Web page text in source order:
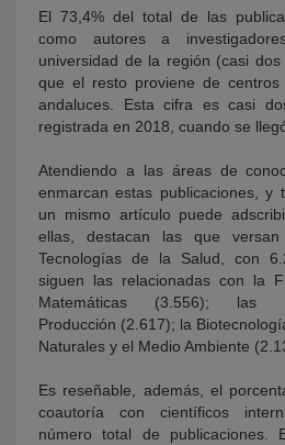
El 73,4% del total de las
como autores a
universidad de la región (casi
que el resto proviene de
andaluces. Esta cifra es casi
registrada en 2018, cuando se
Atendiendo a las áreas de
enmarcan estas publicaciones, y
un mismo artículo puede
ellas, destacan las que
Tecnologías de la Salud, con
siguen las relacionadas con la
Matemáticas (3.556); las
Producción (2.617); la
Naturales y el Medio Ambiente
Es reseñable, además, el
coautoría con científicos
número total de publicaciones.